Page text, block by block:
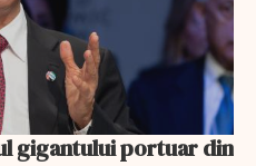
gigantului portuar din